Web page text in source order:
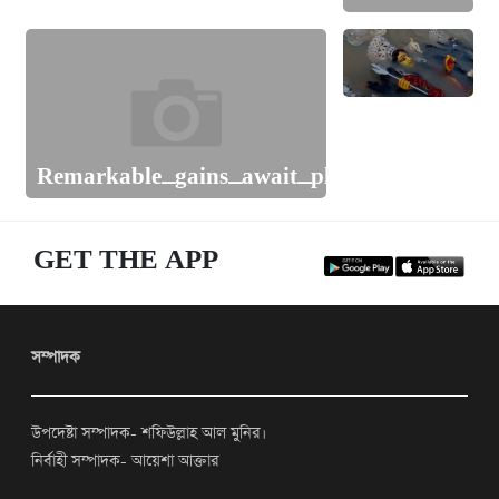
GET THE APP
সম্পাদক
উপদেষ্টা সম্পাদক- শফিউল্লাহ আল মুনির।
নির্বাহী সম্পাদক- আয়েশা আক্তার